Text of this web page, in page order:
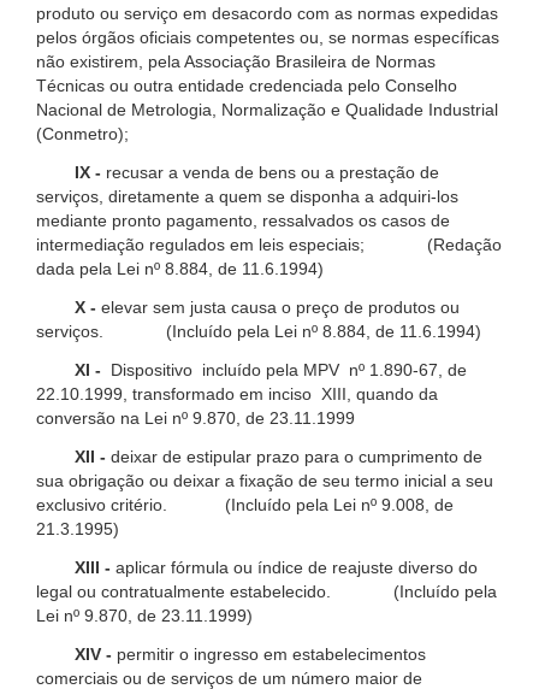
produto ou serviço em desacordo com as normas expedidas
pelos órgãos oficiais competentes ou, se normas específicas
não existirem, pela Associação Brasileira de Normas
Técnicas ou outra entidade credenciada pelo Conselho
Nacional de Metrologia, Normalização e Qualidade Industrial
(Conmetro);
IX - recusar a venda de bens ou a prestação de
serviços, diretamente a quem se disponha a adquiri-los
mediante pronto pagamento, ressalvados os casos de
intermediação regulados em leis especiais; (Redação
dada pela Lei nº 8.884, de 11.6.1994)
X - elevar sem justa causa o preço de produtos ou
serviços. (Incluído pela Lei nº 8.884, de 11.6.1994)
XI -
Dispositivo incluído pela MPV nº 1.890-67, de
22.10.1999, transformado em inciso XIII, quando da
conversão na Lei nº 9.870, de 23.11.1999
XII - deixar de estipular prazo para o cumprimento de
sua obrigação ou deixar a fixação de seu termo inicial a seu
exclusivo critério. (Incluído pela Lei nº 9.008, de
21.3.1995)
XIII - aplicar fórmula ou índice de reajuste diverso do
legal ou contratualmente estabelecido. (Incluído pela
Lei nº 9.870, de 23.11.1999)
XIV - permitir o ingresso em estabelecimentos
comerciais ou de serviços de um número maior de